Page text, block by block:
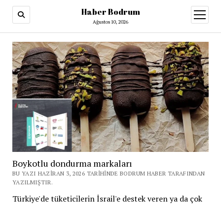
Haber Bodrum
Ağustos 10, 2026
aç
Boykotlu dondurma markaları
BU YAZI HAZIRAN 3, 2026 TARIHINDE BODRUM HABER TARAFINDAN
YAZILMIŞTIR.
Türkiye'de tüketicilerin İsrail'e destek veren ya da çok